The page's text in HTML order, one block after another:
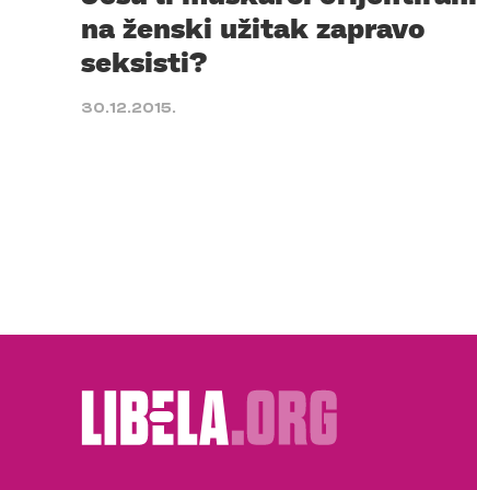
na ženski užitak zapravo
seksisti?
30.12.2015.